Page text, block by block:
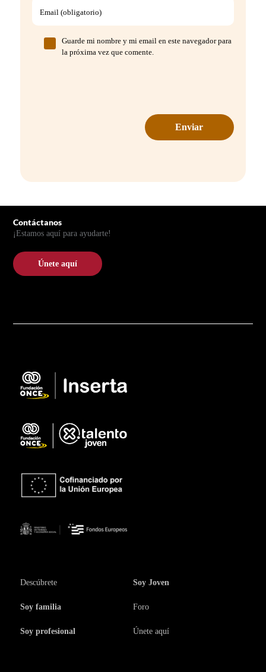
Email (obligatorio)
Guarde mi nombre y mi email en este navegador para
la próxima vez que comente.
Descúbrete Soy Joven
Soy familia Foro
Soy profesional Únete aquí
Contáctanos
¡Estamos aquí para ayudarte!
Únete aquí